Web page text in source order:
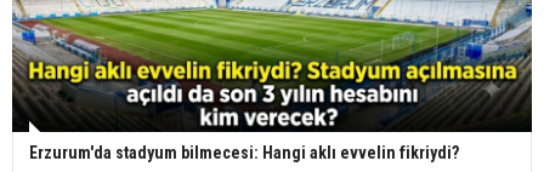
Erzurum'da stadyum bilmecesi: Hangi aklı evvelin fikriydi?